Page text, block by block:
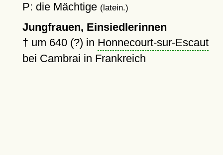
P: die Mächtige (latein.)
Jungfrauen, Einsiedlerinnen
† um 640 (?) in Honnecourt-sur-Escaut
bei Cambrai in Frankreich